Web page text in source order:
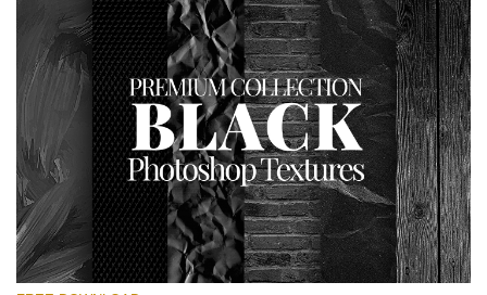
選んでください